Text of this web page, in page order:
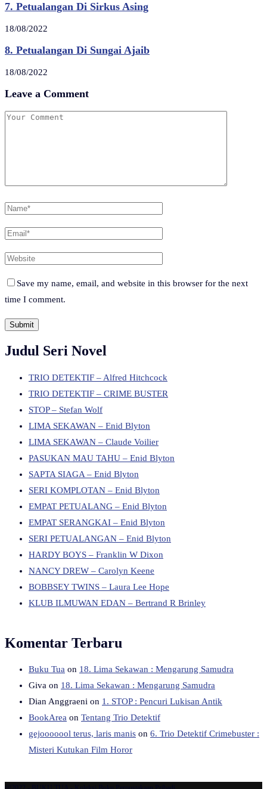
7. Petualangan Di Sirkus Asing
18/08/2022
8. Petualangan Di Sungai Ajaib
18/08/2022
Leave a Comment
Save my name, email, and website in this browser for the next
time I comment.
Judul Seri Novel
TRIO DETEKTIF – Alfred Hitchcock
TRIO DETEKTIF – CRIME BUSTER
STOP – Stefan Wolf
LIMA SEKAWAN – Enid Blyton
LIMA SEKAWAN – Claude Voilier
PASUKAN MAU TAHU – Enid Blyton
SAPTA SIAGA – Enid Blyton
SERI KOMPLOTAN – Enid Blyton
EMPAT PETUALANG – Enid Blyton
EMPAT SERANGKAI – Enid Blyton
SERI PETUALANGAN – Enid Blyton
HARDY BOYS – Franklin W Dixon
NANCY DREW – Carolyn Keene
BOBBSEY TWINS – Laura Lee Hope
KLUB ILMUWAN EDAN – Bertrand R Brinley
Komentar Terbaru
Buku Tua on 18. Lima Sekawan : Mengarung Samudra
Giva on 18. Lima Sekawan : Mengarung Samudra
Dian Anggraeni on 1. STOP : Pencuri Lukisan Antik
BookArea on Tentang Trio Detektif
gejooooool terus, laris manis on 6. Trio Detektif Crimebuster :
Misteri Kutukan Film Horor